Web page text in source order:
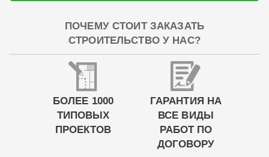
ПОЧЕМУ СТОИТ ЗАКАЗАТЬ
СТРОИТЕЛЬСТВО У НАС?
БОЛЕЕ 1000
ТИПОВЫХ
ПРОЕКТОВ
ГАРАНТИЯ НА
ВСЕ ВИДЫ
РАБОТ ПО
ДОГОВОРУ